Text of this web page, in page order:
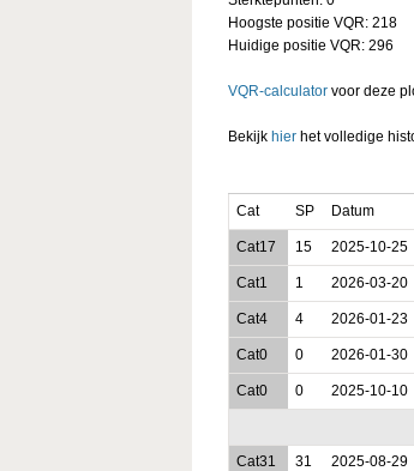
Hoogste positie VQR: 218
Huidige positie VQR: 296
VQR-calculator voor deze
Bekijk hier het volledige
Cat
SP Datum
Cat17 15 2025-10-25
Cat1 1 2026-03-20
Cat4 4 2026-01-23
Cat0 0 2026-01-30
Cat0 0 2025-10-10
Cat31 31 2025-08-29